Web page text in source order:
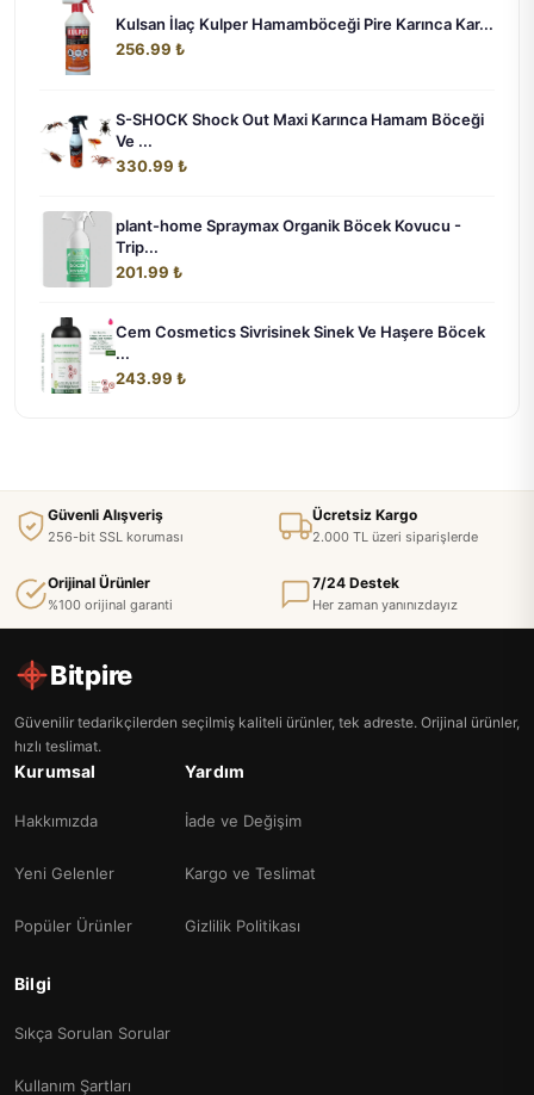
Kulsan İlaç Kulper Hamamböceği Pire Karınca Kar...
256.99 ₺
S-SHOCK Shock Out Maxi Karınca Hamam Böceği
Ve ...
330.99 ₺
plant-home Spraymax Organik Böcek Kovucu -
Trip...
201.99 ₺
Cem Cosmetics Sivrisinek Sinek Ve Haşere Böcek
...
243.99 ₺
Güvenli Alışveriş
256-bit SSL koruması
Ücretsiz Kargo
2.000 TL üzeri siparişlerde
Orijinal Ürünler
%100 orijinal garanti
7/24 Destek
Her zaman yanınızdayız
Bitpire
Güvenilir tedarikçilerden seçilmiş kaliteli ürünler, tek adreste. Orijinal ürünler,
hızlı teslimat.
Kurumsal
Hakkımızda
Yeni Gelenler
Popüler Ürünler
Yardım
İade ve Değişim
Kargo ve Teslimat
Gizlilik Politikası
Bilgi
Sıkça Sorulan Sorular
Kullanım Şartları